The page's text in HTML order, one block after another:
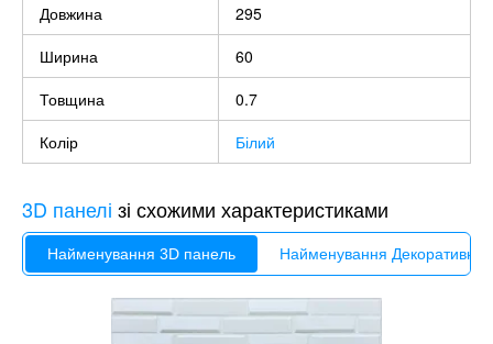
Довжина
295
Ширина
60
Товщина
0.7
Колір
Білий
3D панелі зі схожими характеристиками
Найменування 3D панель Найменування Декоративна